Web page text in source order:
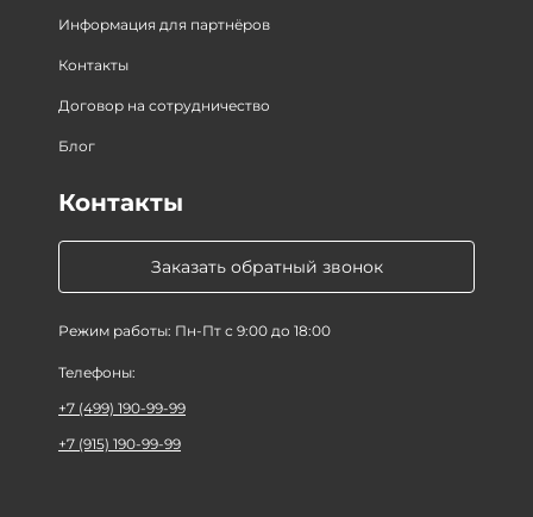
Информация для партнёров
Контакты
Договор на сотрудничество
Блог
Заказать обратный звонок
Режим работы: Пн-Пт с 9:00 до 18:00
Контакты
Телефоны:
+7 (499) 190-99-99
+7 (915) 190-99-99